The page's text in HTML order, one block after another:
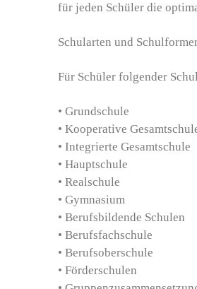
für jeden Schüler die
Schularten und
Für Schüler folgender
• Grundschule
• Kooperative
• Integrierte Gesamtschule
• Hauptschule
• Realschule
• Gymnasium
• Berufsbildende Schulen
• Berufsfachschule
• Berufsoberschule
• Förderschulen